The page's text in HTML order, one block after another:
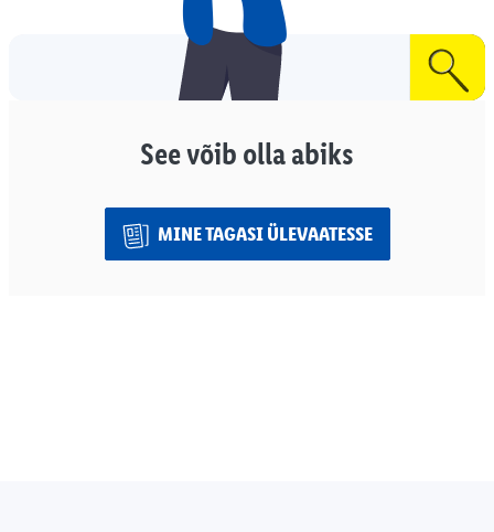
See võib olla abiks
MINE TAGASI ÜLEVAATESSE